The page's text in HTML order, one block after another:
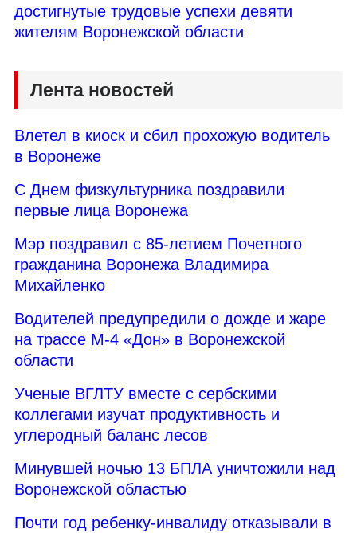
достигнутые трудовые успехи девяти
жителям Воронежской области
Лента новостей
Влетел в киоск и сбил прохожую водитель
в Воронеже
С Днем физкультурника поздравили
первые лица Воронежа
Мэр поздравил с 85-летием Почетного
гражданина Воронежа Владимира
Михайленко
Водителей предупредили о дожде и жаре
на трассе М-4 «Дон» в Воронежской
области
Ученые ВГЛТУ вместе с сербскими
коллегами изучат продуктивность и
углеродный баланс лесов
Минувшей ночью 13 БПЛА уничтожили над
Воронежской областью
Почти год ребенку-инвалиду отказывали в